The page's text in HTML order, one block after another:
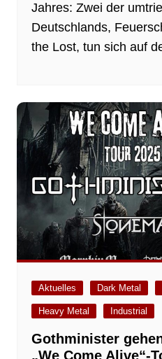
Jahres: Zwei der
Deutschlands,
the Lost, tun sich auf
Aktuelles Dark Metal
Heavy Metal Industrial
Gothminister
„We Come Alive“-